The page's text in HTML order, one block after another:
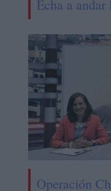
Echa a
Operación